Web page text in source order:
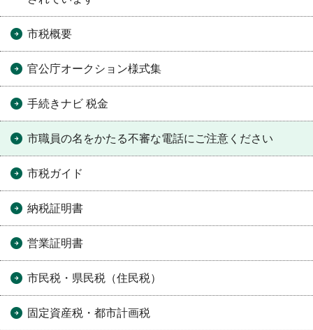
市税概要
官公庁オークション様式集
手続きナビ 税金
市職員の名をかたる不審な電話にご注意ください
市税ガイド
納税証明書
営業証明書
市民税・県民税（住民税）
固定資産税・都市計画税